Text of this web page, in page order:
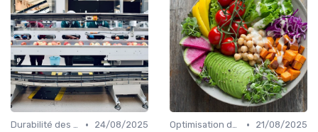
Durabilité des approvisionnement •
24/08/2025
Optimisation des coûts •
21/08/2025